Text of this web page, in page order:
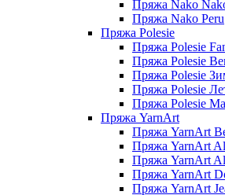
Пряжа Nako
Пряжа Nako Peru
Пряжа Polesie
Пряжа Polesie
Пряжа Polesie
Пряжа Polesie
Пряжа Polesie
Пряжа Polesie
Пряжа YarnArt
Пряжа YarnArt
Пряжа YarnArt
Пряжа YarnArt
Пряжа YarnArt
Пряжа YarnArt